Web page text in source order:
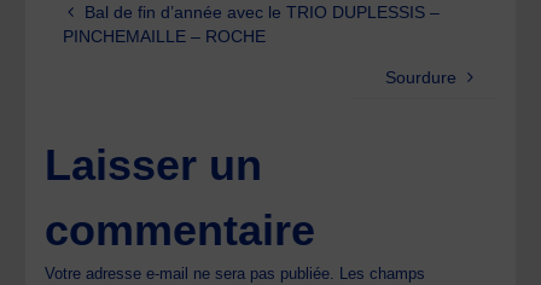
Bal de fin d’année avec le TRIO DUPLESSIS –
PINCHEMAILLE – ROCHE
Sourdure
Laisser un
commentaire
Votre adresse e-mail ne sera pas publiée. Les champs